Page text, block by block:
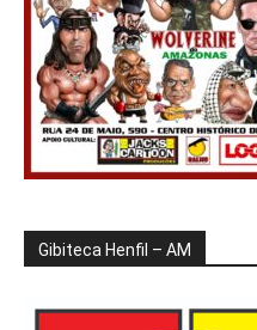
Gibiteca Henfil – AM